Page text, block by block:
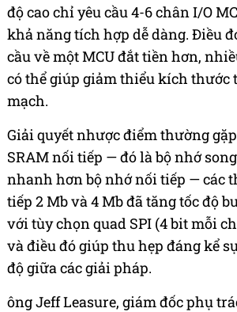
độ cao chỉ yêu cầu 4-6 chân I/O
khả năng tích hợp dễ dàng. Điều
cầu về một MCU đắt tiền hơn,
có thể giúp giảm thiểu kích thước
mạch.
Giải quyết nhược điểm thường
SRAM nối tiếp — đó là bộ nhớ
nhanh hơn bộ nhớ nối tiếp — các
tiếp 2 Mb và 4 Mb đã tăng tốc độ
với tùy chọn quad SPI (4 bit mỗi
và điều đó giúp thu hẹp đáng kể
độ giữa các giải pháp.
ông Jeff Leasure, giám đốc phụ